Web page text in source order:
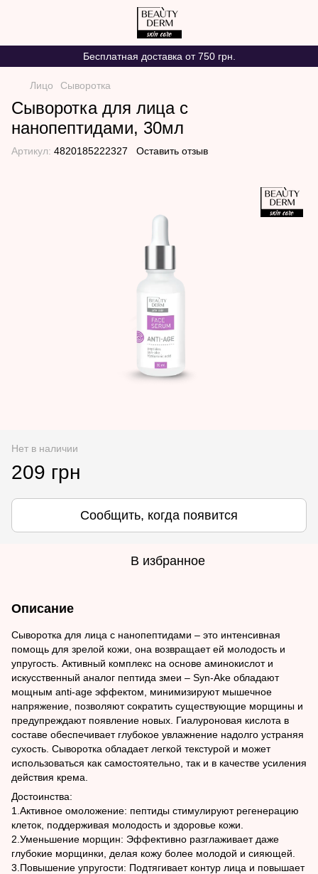
Бесплатная доставка от 750 грн.
Лицо Сыворотка
Сыворотка для лица с
нанопептидами, 30мл
Артикул: 4820185222327 Оставить отзыв
Нет в наличии
209 грн
Сообщить, когда появится
В избранное
Описание
Сыворотка для лица с нанопептидами – это интенсивная
помощь для зрелой кожи, она возвращает ей молодость и
упругость. Активный комплекс на основе аминокислот и
искусственный аналог пептида змеи – Syn-Ake обладают
мощным anti-age эффектом, минимизируют мышечное
напряжение, позволяют сократить существующие морщины и
предупреждают появление новых. Гиалуроновая кислота в
составе обеспечивает глубокое увлажнение надолго устраняя
сухость. Сыворотка обладает легкой текстурой и может
использоваться как самостоятельно, так и в качестве усиления
действия крема.
Достоинства:
1.Активное омоложение: пептиды стимулируют регенерацию
клеток, поддерживая молодость и здоровье кожи.
2.Уменьшение морщин: Эффективно разглаживает даже
глубокие морщинки, делая кожу более молодой и сияющей.
3.Повышение упругости: Подтягивает контур лица и повышает